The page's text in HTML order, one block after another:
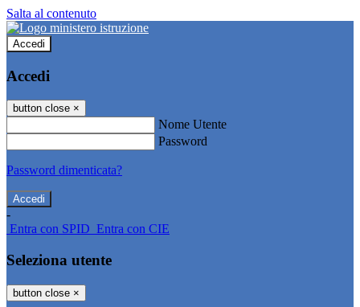
Salta al contenuto
Accedi
Accedi
button close ×
Nome Utente
Password
Password dimenticata?
-
Entra con SPID Entra con CIE
Seleziona utente
button close ×